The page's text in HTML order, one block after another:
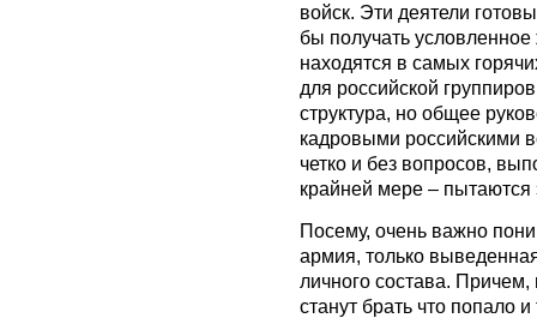
войск. Эти деятели
бы получать
находятся в самых
для российской
структура, но общее
кадровыми российскими
четко и без вопросов,
крайней мере – пытаются
Посему, очень важно
армия, только
личного состава.
станут брать что попало